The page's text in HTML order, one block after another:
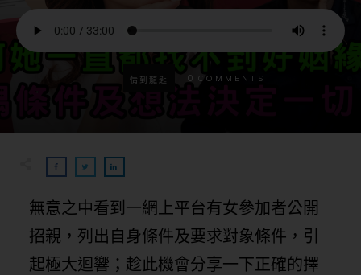
情到龍匙 0 COMMENTS
無意之中看到一網上平台有女參加者公開
招親，列出自身條件及要求對象條件，引
起極大迴響；趁此機會分享一下正確的擇